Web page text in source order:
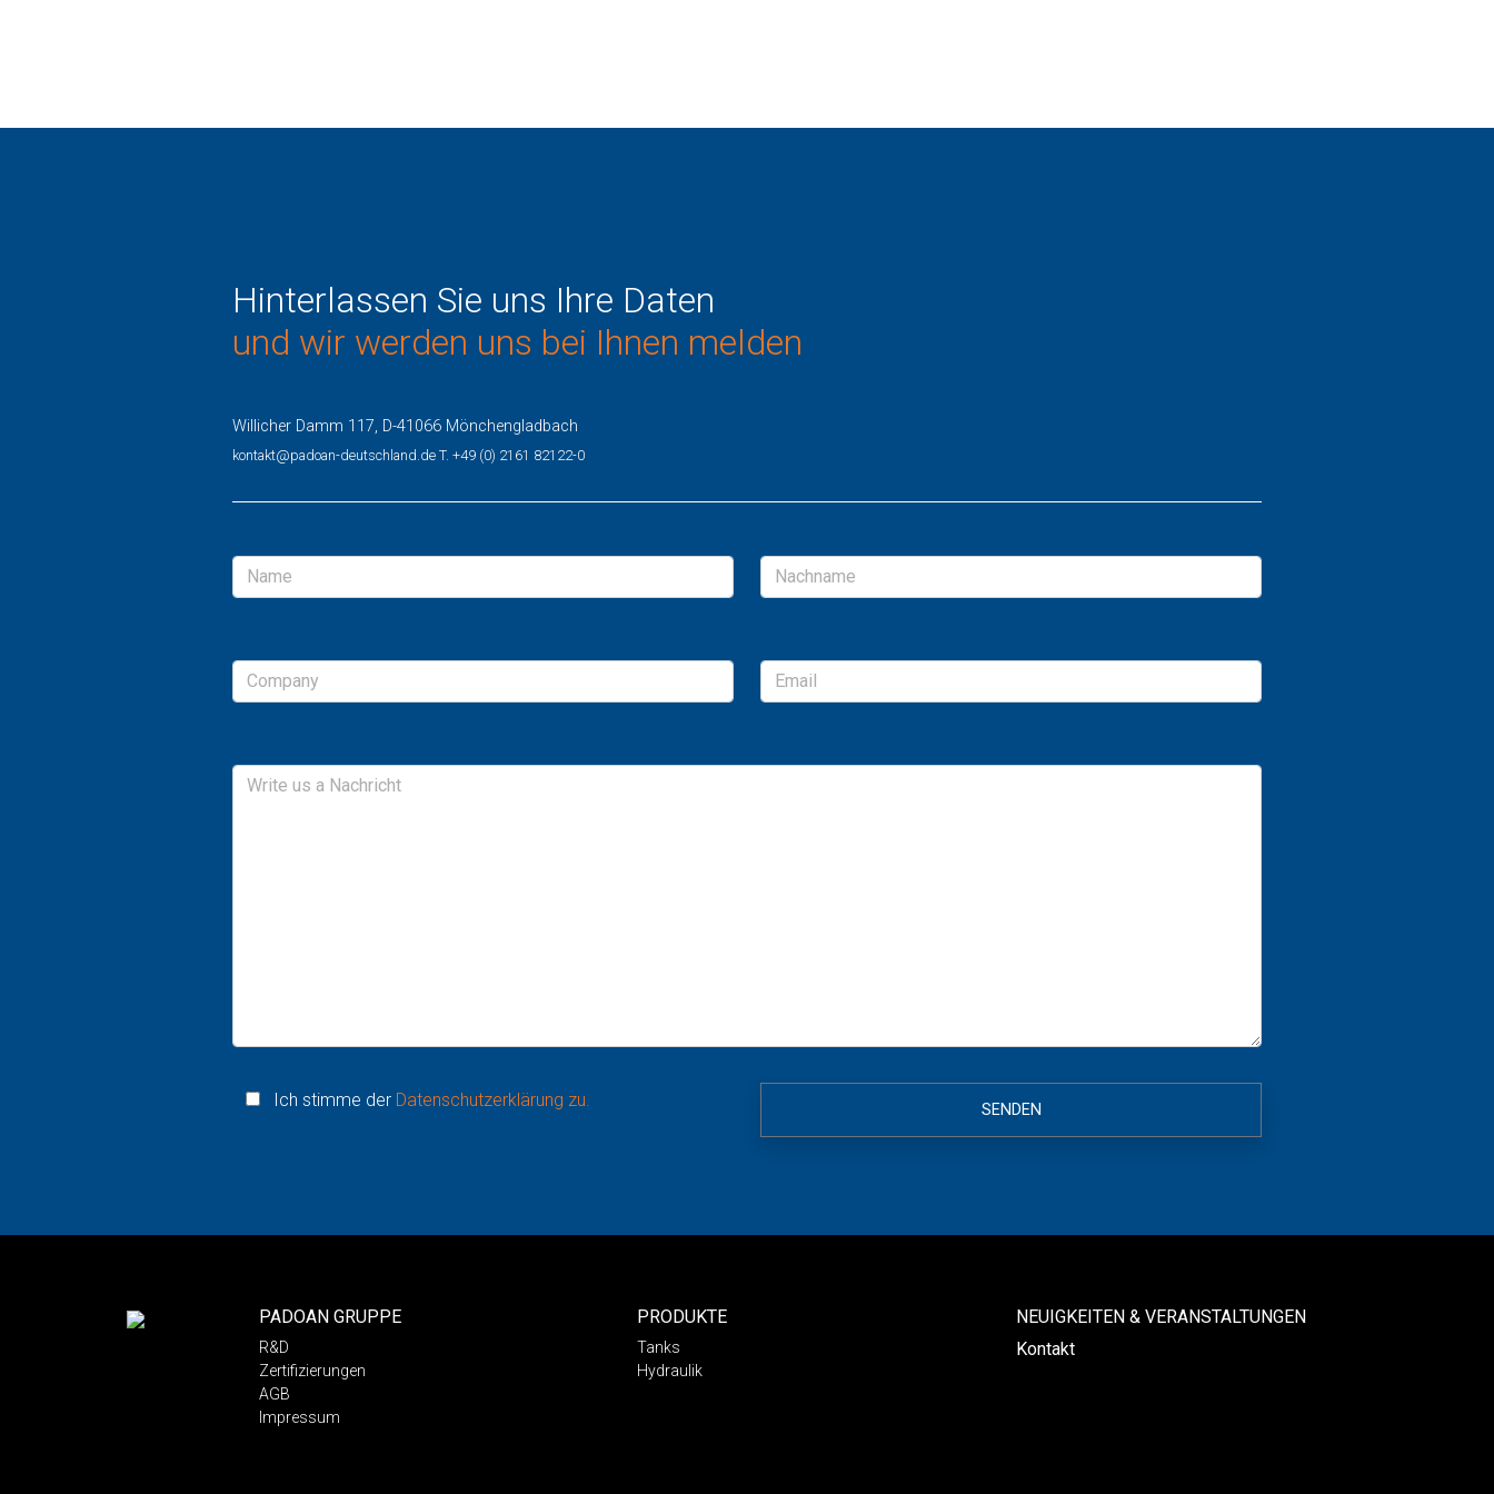
Hinterlassen Sie uns Ihre Daten
und wir werden uns bei Ihnen melden
Willicher Damm 117, D-41066 Mönchengladbach
kontakt@padoan-deutschland.de T. +49 (0) 2161 82122-0
Ich stimme der Datenschutzerklärung zu.
PADOAN GRUPPE
R&D
Zertifizierungen
AGB
Impressum
PRODUKTE
Tanks
Hydraulik
NEUIGKEITEN & VERANSTALTUNGEN
Kontakt